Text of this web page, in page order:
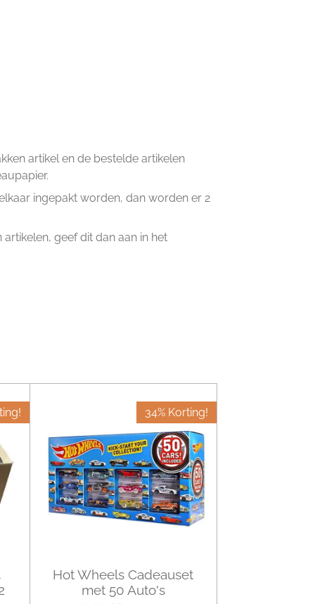
artikel en de bestelde artikelen
ingepakt worden, dan worden er 2
geef dit dan aan in het
34% Korting!
Hot Wheels Cadeauset
met 50 Auto's